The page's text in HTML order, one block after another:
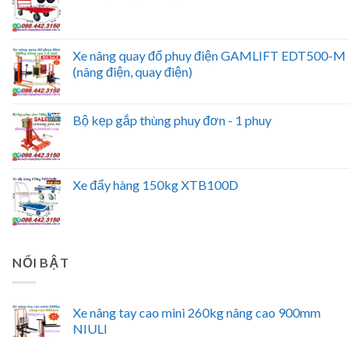
Xe nâng quay đổ phuy điện GAMLIFT EDT500-M
(nâng điện, quay điện)
Bộ kẹp gắp thùng phuy đơn - 1 phuy
Xe đẩy hàng 150kg XTB100D
NỔI BẬT
Xe nâng tay cao mini 260kg nâng cao 900mm
NIULI